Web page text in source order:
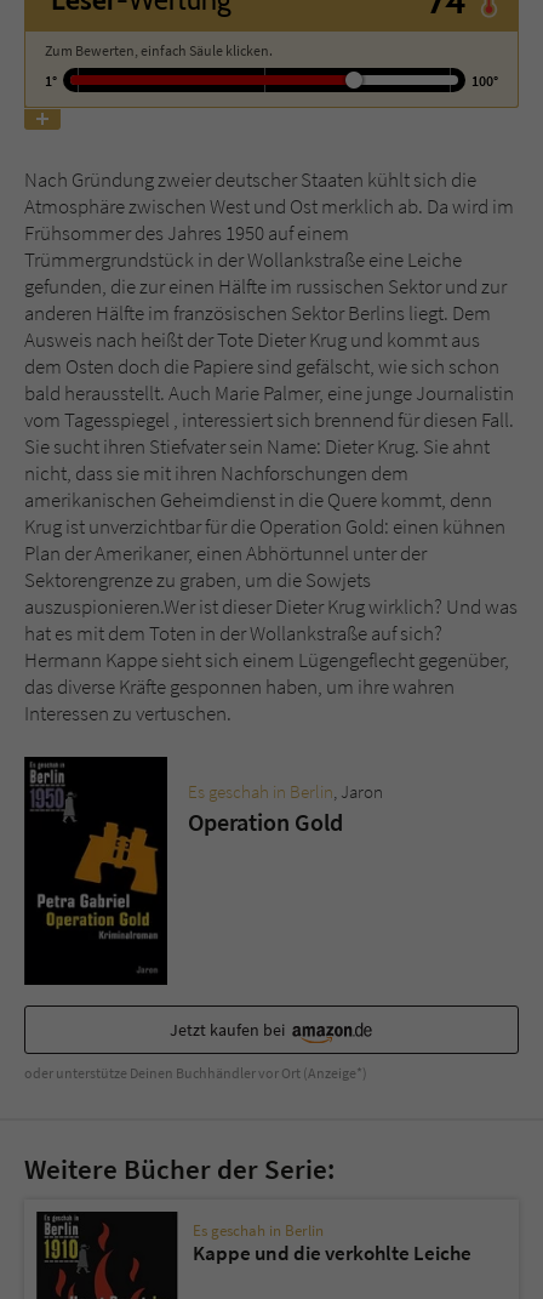
Zum Bewerten, einfach Säule klicken.
1°
100°
Nach Gründung zweier deutscher Staaten kühlt sich die
Atmosphäre zwischen West und Ost merklich ab. Da wird im
Frühsommer des Jahres 1950 auf einem
Trümmergrundstück in der Wollankstraße eine Leiche
gefunden, die zur einen Hälfte im russischen Sektor und zur
anderen Hälfte im französischen Sektor Berlins liegt. Dem
Ausweis nach heißt der Tote Dieter Krug und kommt aus
dem Osten doch die Papiere sind gefälscht, wie sich schon
bald herausstellt. Auch Marie Palmer, eine junge Journalistin
vom Tagesspiegel , interessiert sich brennend für diesen Fall.
Sie sucht ihren Stiefvater sein Name: Dieter Krug. Sie ahnt
nicht, dass sie mit ihren Nachforschungen dem
amerikanischen Geheimdienst in die Quere kommt, denn
Krug ist unverzichtbar für die Operation Gold: einen kühnen
Plan der Amerikaner, einen Abhörtunnel unter der
Sektorengrenze zu graben, um die Sowjets
auszuspionieren.Wer ist dieser Dieter Krug wirklich? Und was
hat es mit dem Toten in der Wollankstraße auf sich?
Hermann Kappe sieht sich einem Lügengeflecht gegenüber,
das diverse Kräfte gesponnen haben, um ihre wahren
Interessen zu vertuschen.
Es geschah in Berlin, Jaron
Operation Gold
Jetzt kaufen bei
oder unterstütze Deinen Buchhändler vor Ort (Anzeige*)
Weitere Bücher der Serie:
Es geschah in Berlin
Kappe und die verkohlte Leiche
Name tx_pwcomments_ahash
Anbieter Literatur-Couch Medien GmbH & Co. KG
Laufzeit 1 Jahr
Zweck Cookie für Kommentare einzelner Buchtitel
Name fe_typo_user
Anbieter Literatur-Couch Medien GmbH & Co. KG
Laufzeit Session
Zweck
Dieses Cookie gewährleistet die
Kommunikation der Webseite mit dem
Benutzer. Es wird benötigt um z. B. den
Sicherheitscode des Kontaktformulars zu
überprüfen.